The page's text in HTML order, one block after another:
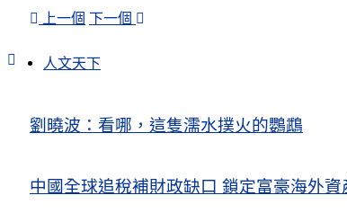
上一個 下一個
人文天下
劉曉波：看哪，這隻濡水撲火的鸚鵡
中國全球追稅補財政缺口 鎖定富豪海外資